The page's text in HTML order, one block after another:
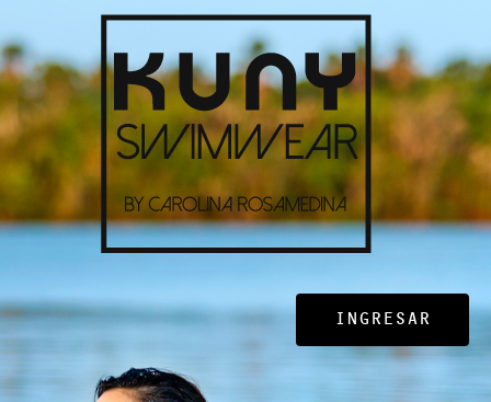
INGRESAR